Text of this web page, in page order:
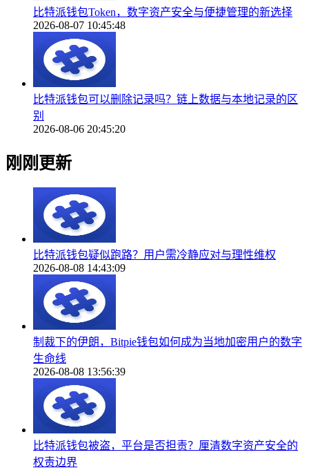
比特派钱包Token，数字资产安全与便捷管理的新选择
2026-08-07 10:45:48
比特派钱包可以删除记录吗？链上数据与本地记录的区
别
2026-08-06 20:45:20
刚刚更新
比特派钱包疑似跑路？用户需冷静应对与理性维权
2026-08-08 14:43:09
制裁下的伊朗，Bitpie钱包如何成为当地加密用户的数字
生命线
2026-08-08 13:56:39
比特派钱包被盗，平台是否担责？厘清数字资产安全的
权责边界